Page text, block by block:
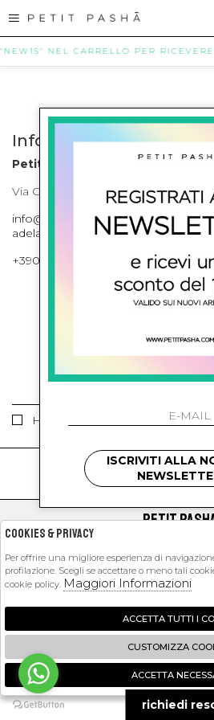
NEL CARRELLO PER
Info contatti
Petit Pasha
Via Cilea, 255 Napoli Corso Umberto
info@petitpasha.com,
adelaide.petitpasha@hotmail.com
+39081643421 , +390812351280
ISCRIVITI ALLA
Ho letto ed accettato le
PETIT
EXTRA
2026 Petit Pasha - P.iva : 09423341214
Zucchetti
🍪
ISCRIVITI ALLA
richiedi
Cookies & Privacy
Per offrire una migliore esperienza di
profilazione. Scegli se accettare o meno tali
cookie policy. Maggiori Informazioni
ACCETTA TUTTI I
CUSTOMIZZA
ACCETTA